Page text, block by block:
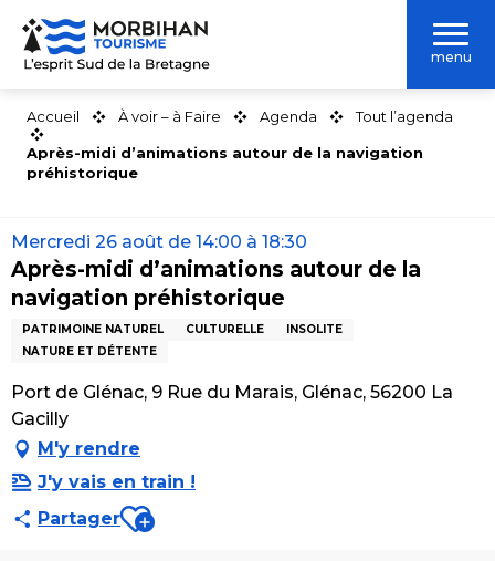
Aller
contenu
menu
Accueil À voir – à Faire Agenda Tout l’agenda
Après-midi d’animations autour de la navigation
préhistorique
Mercredi 26 août de 14:00 à 18:30
Après-midi d’animations autour de la
navigation préhistorique
PATRIMOINE NATUREL CULTURELLE
INSOLITE
NATURE ET DÉTENTE
Port de Glénac, 9 Rue du Marais, Glénac, 56200 La
Gacilly
M'y rendre
J'y vais en train !
PartagerAjouter aux favoris